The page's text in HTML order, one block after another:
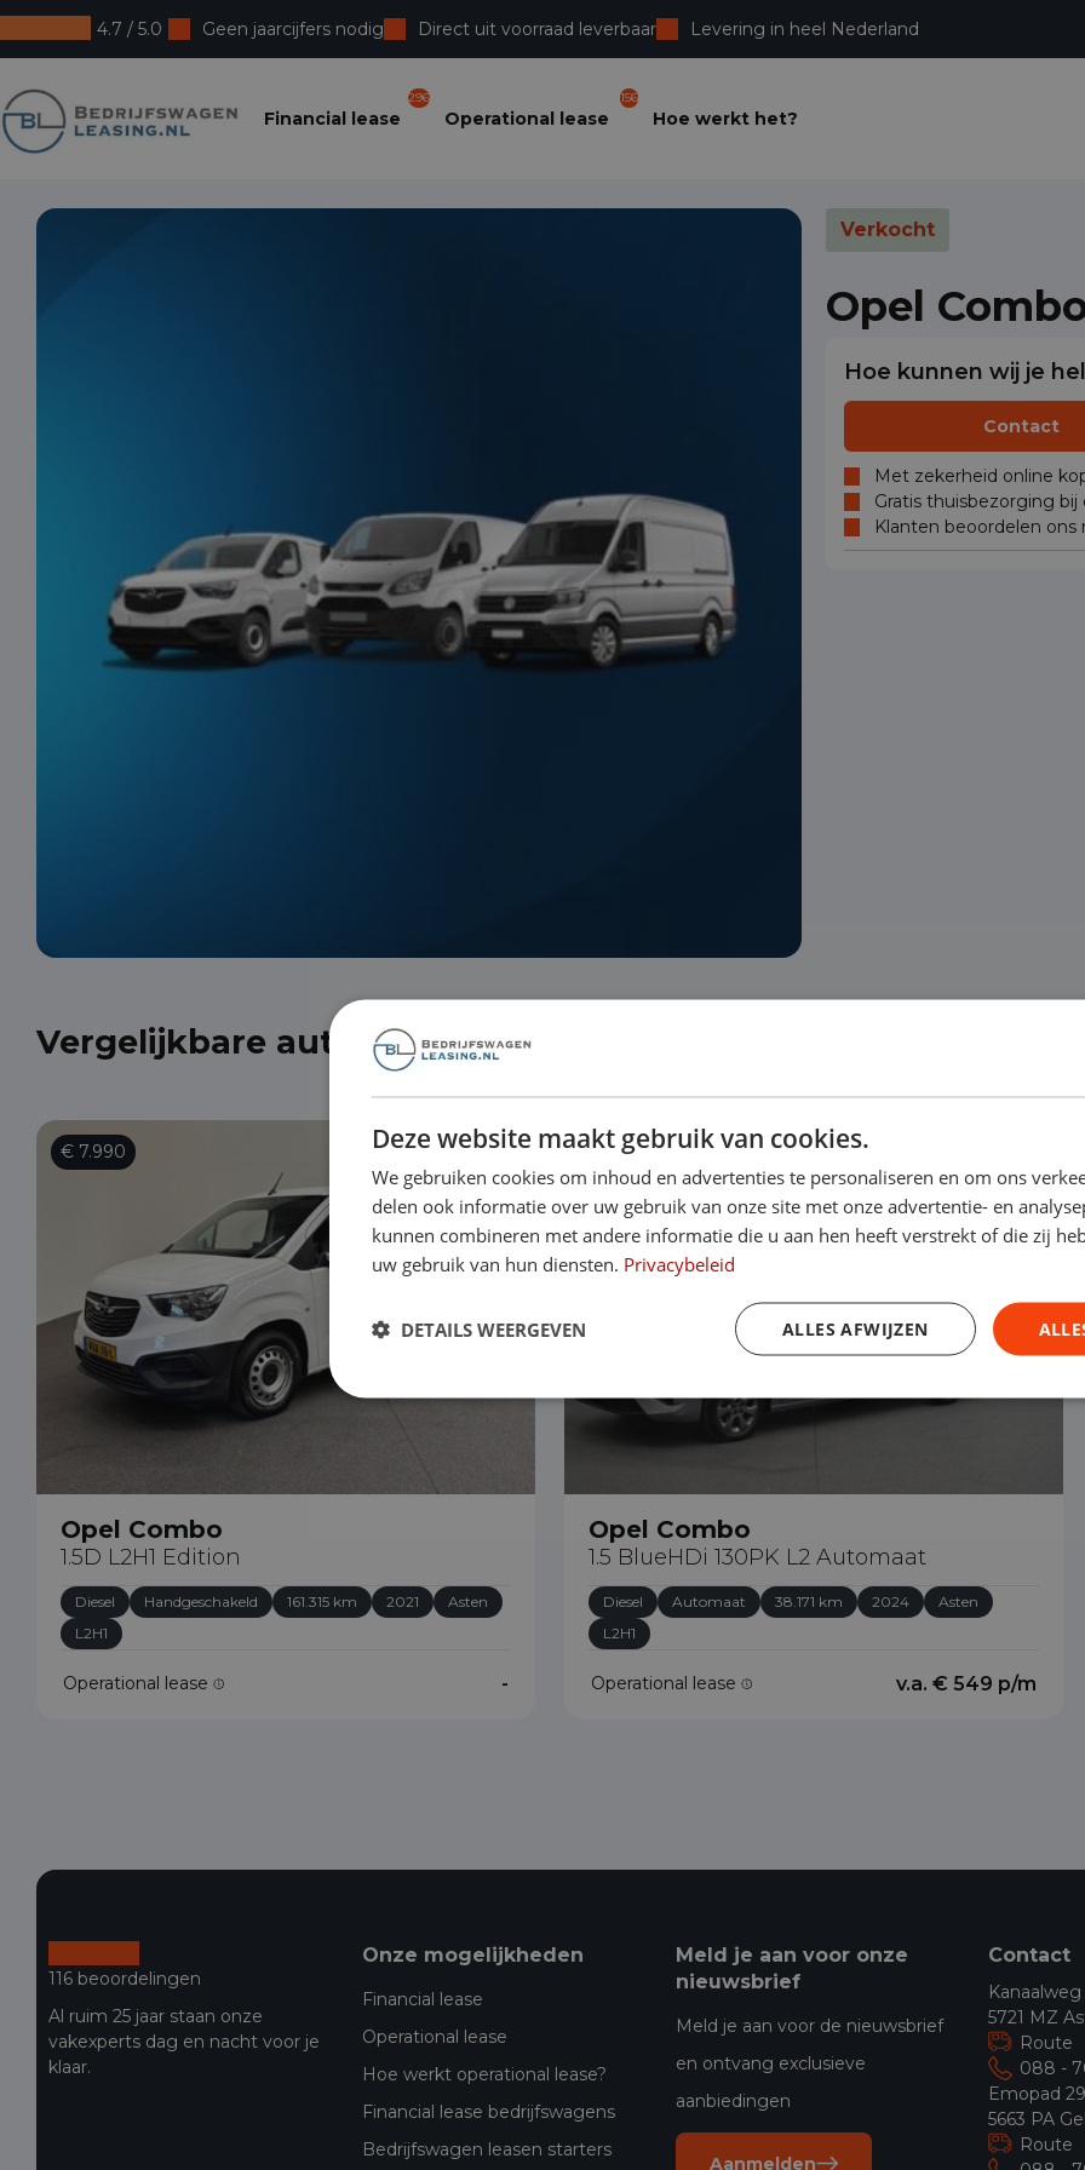
4.7 / 5.0 Geen jaarcijfers nodig Direct uit voorraad leverbaar Levering in heel Nederland
Bedrijfswagenleasing
Financial lease
296
Operational lease
156
Hoe werkt het?
Verkocht
Opel
Hoe kunnen wij je
Contact
Met zekerheid online
Gratis thuisbezorging bij
Klanten beoordelen
Vergelijkbare auto's uit onze voorraad
€ 7.990
Opel Combo
1.5D L2H1 Edition
Diesel Handgeschakeld 161.315 km 2021
Asten
L2H1
Operational lease -
€ 24.490
Opel Combo
1.5 BlueHDi 130PK L2 Automaat
Diesel Automaat 38.171 km 2024
Asten
L2H1
Operational lease v.a. € 549 p/m
116 beoordelingen
Al ruim 25 jaar staan onze
vakexperts dag en nacht voor je
klaar.
Onze mogelijkheden
Financial lease
Operational lease
Hoe werkt operational lease?
Financial lease bedrijfswagens
Bedrijfswagen leasen starters
Meld je aan voor onze
nieuwsbrief
Meld je aan voor de nieuwsbrief
en ontvang exclusieve
aanbiedingen
Aanmelden
Contact
5721 MZ
Route
088 -
Emopad
5663 PA
Route
Deze website maakt gebruik van cookies.
We gebruiken cookies om inhoud en advertenties te personaliseren en om ons
delen ook informatie over uw gebruik van onze site met onze advertentie- en
kunnen combineren met andere informatie die u aan hen heeft verstrekt of die zij
uw gebruik van hun diensten. Privacybeleid
ALLES AFWIJZEN
DETAILS WEERGEVEN